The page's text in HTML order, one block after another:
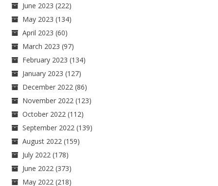
June 2023 (222)
May 2023 (134)
April 2023 (60)
March 2023 (97)
February 2023 (134)
January 2023 (127)
December 2022 (86)
November 2022 (123)
October 2022 (112)
September 2022 (139)
August 2022 (159)
July 2022 (178)
June 2022 (373)
May 2022 (218)